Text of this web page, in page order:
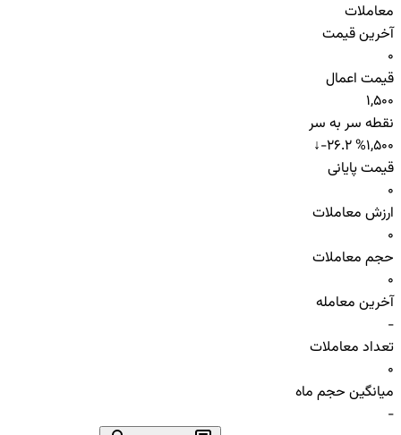
معاملات
آخرین قیمت
0
قیمت اعمال
1,500
نقطه سر به سر
1,500
↓-26.2 %
قیمت پایانی
0
ارزش معاملات
0
حجم معاملات
0
آخرین معامله
-
تعداد معاملات
0
میانگین حجم ماه
-